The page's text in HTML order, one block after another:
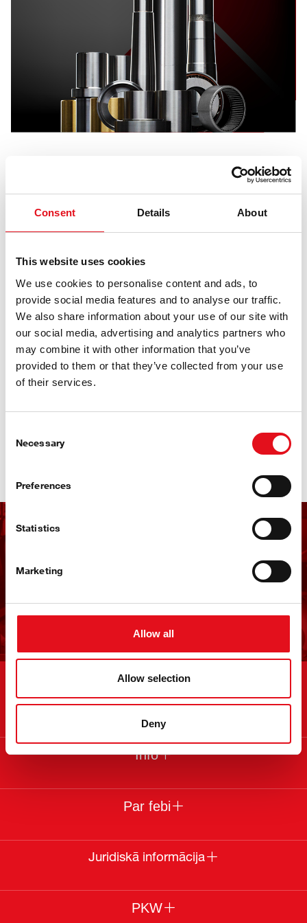
Consent Details About
This website uses cookies
We use cookies to personalise content and ads, to
provide social media features and to analyse our traffic.
We also share information about your use of our site with
our social media, advertising and analytics partners who
may combine it with other information that you’ve
provided to them or that they’ve collected from your use
of their services.
Selection
Necessary
Preferences
Statistics
Marketing
Allow all
Allow selection
Deny
Funkcionalitāte ir neaizvietojama kravas satiksmē – un febi to
Engineering rūpnīcā Vācijā, izmantojot modernākās CNC
iekārtas, un atbilst visstingrākajiem OE kvalitātes standartiem.
febi ProKits ietver visu nepieciešamo ātrai un bezrūpīgai
uzstādīšanai – bez iztrūkstošām detaļām, bez pārsteigumiem.
Ar vairāk nekā 140 ProKits komplektiem vadošajiem Eiropas
kravas automašīnu zīmoliem, febi nodrošina autoparku efektīvu
un uzticamu darbību uz ceļa.
Saņemt febi informatīvo
Reģistrējieties tūlīt
Saziņa
Info
Par febi
Juridiskā informācija
PKW